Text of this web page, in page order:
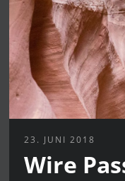
23. JUNI 2018
Wire